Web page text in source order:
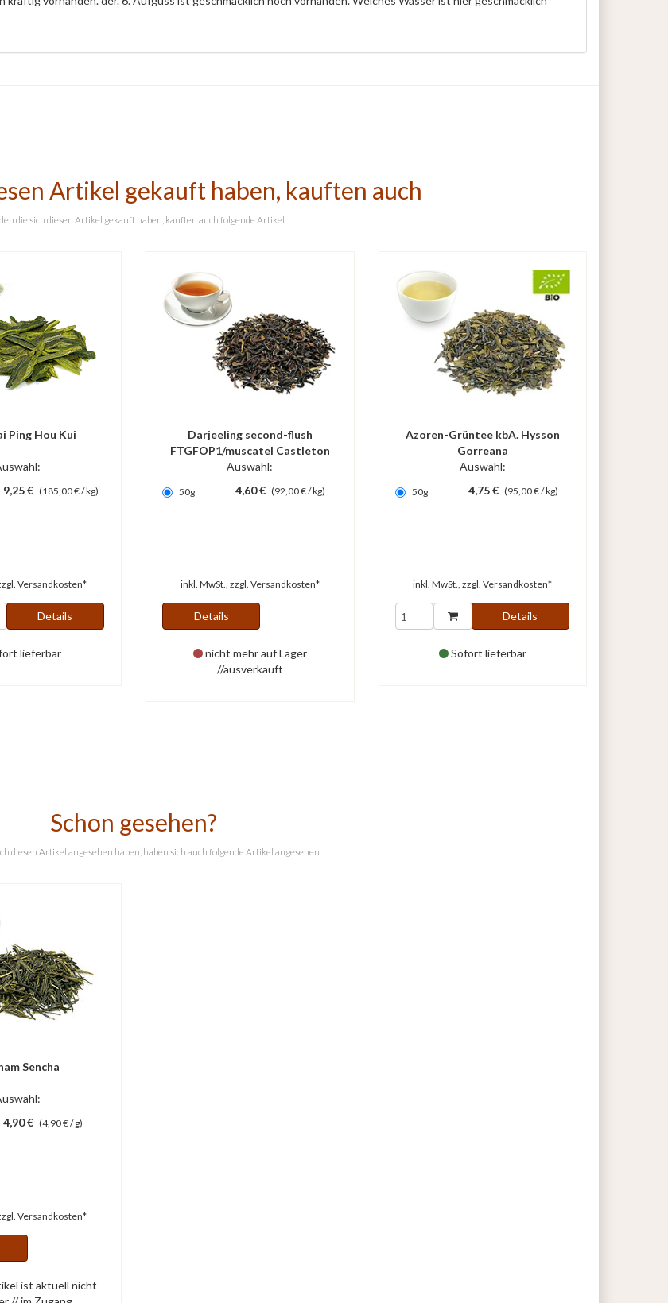
Artikel gekauft haben, kauften auch
die sich diesen Artikel gekauft haben, kauften auch folgende Artikel.
Ping Hou Kui
9,25 € (185,00 € / kg)
Versandkosten*
Details
lieferbar
Darjeeling second-flush
FTGFOP1/muscatel Castleton
Auswahl:
50g 4,60 € (92,00 € / kg)
inkl. MwSt., zzgl. Versandkosten*
Details
nicht mehr auf Lager
//ausverkauft
Azoren-Grüntee kbA. Hysson
Gorreana
Auswahl:
50g 4,75 € (95,00 € / kg)
inkl. MwSt., zzgl.Versandkosten*
Details
Sofort lieferbar
Schon gesehen?
diesen Artikel angesehen haben, haben sich auch folgende Artikel angesehen.
Sencha
4,90 € (4,90 € / g)
Versandkosten*
ist aktuell nicht